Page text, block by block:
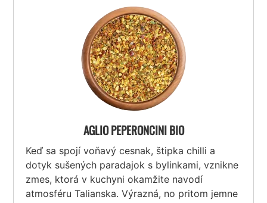
AGLIO PEPERONCINI BIO
Keď sa spojí voňavý cesnak, štipka chilli a
dotyk sušených paradajok s bylinkami, vznikne
zmes, ktorá v kuchyni okamžite navodí
atmosféru Talianska. Výrazná, no pritom jemne